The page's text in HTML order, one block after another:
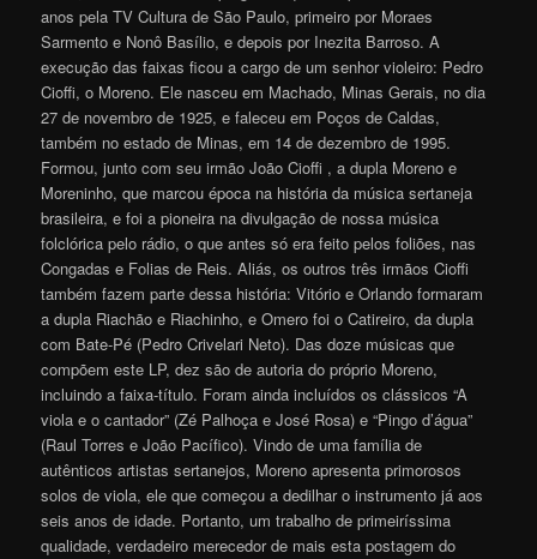
anos pela TV Cultura de São Paulo, primeiro por Moraes
Sarmento e Nonô Basílio, e depois por Inezita Barroso. A
execução das faixas ficou a cargo de um senhor violeiro: Pedro
Cioffi, o Moreno. Ele nasceu em Machado, Minas Gerais, no dia
27 de novembro de 1925, e faleceu em Poços de Caldas,
também no estado de Minas, em 14 de dezembro de 1995.
Formou, junto com seu irmão João Cioffi , a dupla Moreno e
Moreninho, que marcou época na história da música sertaneja
brasileira, e foi a pioneira na divulgação de nossa música
folclórica pelo rádio, o que antes só era feito pelos foliões, nas
Congadas e Folias de Reis. Aliás, os outros três irmãos Cioffi
também fazem parte dessa história: Vitório e Orlando formaram
a dupla Riachão e Riachinho, e Omero foi o Catireiro, da dupla
com Bate-Pé (Pedro Crivelari Neto). Das doze músicas que
compõem este LP, dez são de autoria do próprio Moreno,
incluindo a faixa-título. Foram ainda incluídos os clássicos “A
viola e o cantador” (Zé Palhoça e José Rosa) e “Pingo d’água”
(Raul Torres e João Pacífico). Vindo de uma família de
autênticos artistas sertanejos, Moreno apresenta primorosos
solos de viola, ele que começou a dedilhar o instrumento já aos
seis anos de idade. Portanto, um trabalho de primeiríssima
qualidade, verdadeiro merecedor de mais esta postagem do